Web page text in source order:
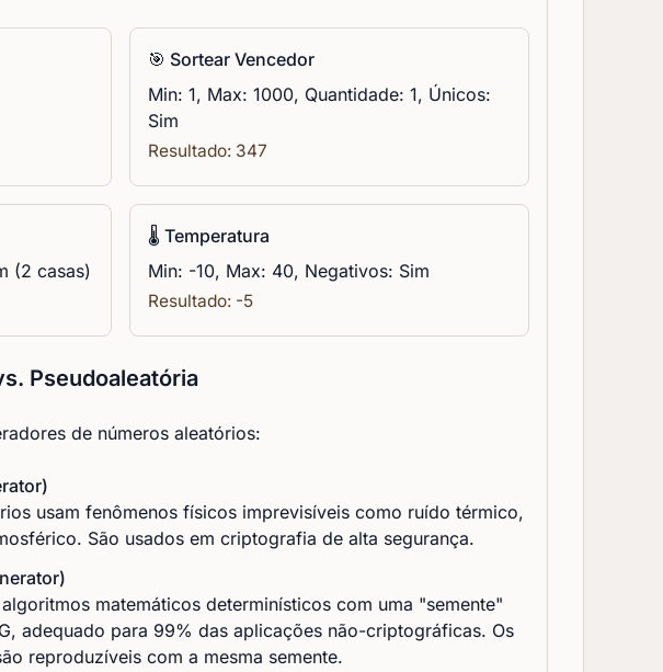
🎯 Sortear Vencedor
Min: 1, Max: 1000, Quantidade: 1, Únicos:
Sim
Resultado: 347
(2 casas)
🌡️ Temperatura
Min: -10, Max: 40, Negativos: Sim
Resultado: -5
Pseudoaleatória
de números aleatórios:
usam fenômenos físicos imprevisíveis como ruído térmico,
São usados em criptografia de alta segurança.
matemáticos determinísticos com uma "semente"
adequado para 99% das aplicações não-criptográficas. Os
reproduzíveis com a mesma semente.